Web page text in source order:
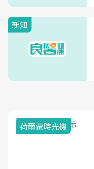
新知
荷爾蒙時光機